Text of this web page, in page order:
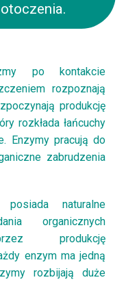
po kontakcie
rozpoznają
produkcję
rozkłada łańcuchy
Enzymy pracują do
zabrudzenia
naturalne
organicznych
produkcję
enzym ma jedną
rozbijają duże